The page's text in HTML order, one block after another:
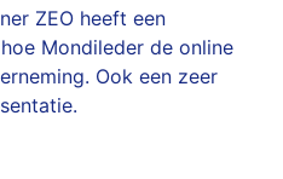
ZEO heeft een
Mondileder de online
Ook een zeer